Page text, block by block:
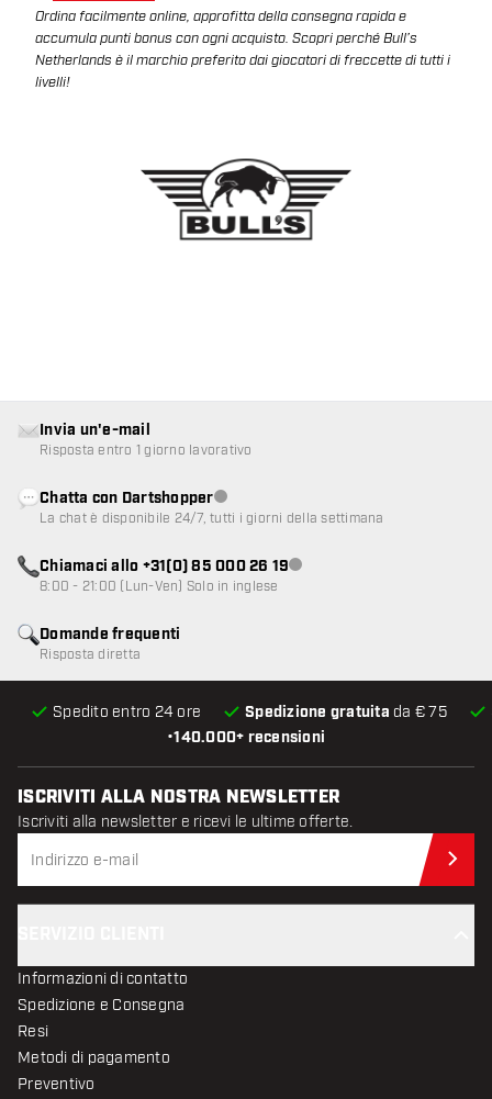
Ordina facilmente online, approfitta della consegna rapida e
accumula punti bonus con ogni acquisto. Scopri perché Bull’s
Netherlands è il marchio preferito dai giocatori di freccette di tutti i
livelli!
•140.000+ recensioni
Spedito entro 24 ore Spedizione gratuita da € 75
Domande frequenti
Risposta diretta
Invia un'e-mail
Risposta entro 1 giorno lavorativo
Chatta con DartshopperServizio clienti non disponibile
La chat è disponibile 24/7, tutti i giorni della settimana
Chiamaci allo +31(0) 85 000 26 19Servizio clienti non disponibile
8:00 - 21:00 (Lun-Ven) Solo in inglese
ISCRIVITI ALLA NOSTRA NEWSLETTER
Iscriviti alla newsletter e ricevi le ultime offerte.
Informazioni di contatto
Spedizione e Consegna
Resi
Metodi di pagamento
Preventivo